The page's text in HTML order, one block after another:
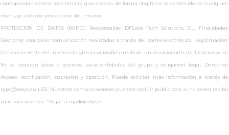
correspondan contra todo tercero que acceda de forma ilegítima al contenido de cualquier
mensaje externo procedente del mismo.
PROTECCIÓN DE DATOS (RGPD): Responsable: DFLabs Tech Solutions, S.L. Finalidades:
Gestionar cualquier comunicación realizadas a través del correo electrónico. Legitimación:
Consentimiento del interesado y/o ejecución/desarrollo de un servicio/contrato. Destinatarios:
No se cederán datos a terceros, salvo entidades del grupo y obligación legal. Derechos:
Acceso, rectificación, supresión y oposición. Puede solicitar más información a través de
rgpd@orbys.eu LSSI: Nuestras comunicaciones pueden incluir publicidad, si no desea recibir
más correos envíe "Baja" a rgpd@orbys.eu.